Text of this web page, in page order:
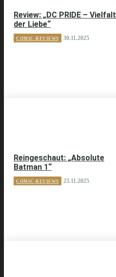
Review: „DC PRIDE – Vielfalt
der Liebe“
COMIC-REVIEWS 30.11.2025
Reingeschaut: „Absolute
Batman 1“
COMIC-REVIEWS 23.11.2025